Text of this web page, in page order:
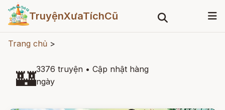
TruyệnXưaTíchCũ
Trang chủ >
🏰3376 truyện • Cập nhật hàng
ngày